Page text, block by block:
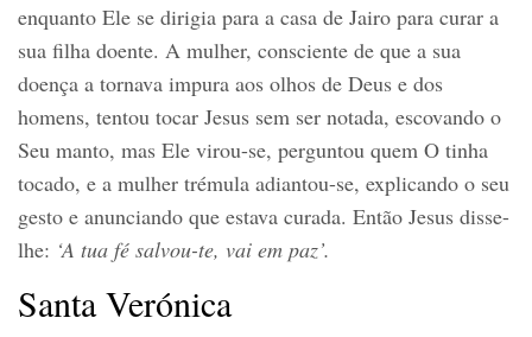
enquanto Ele se dirigia para a casa de Jairo para curar a
sua filha doente. A mulher, consciente de que a sua
doença a tornava impura aos olhos de Deus e dos
homens, tentou tocar Jesus sem ser notada, escovando o
Seu manto, mas Ele virou-se, perguntou quem O tinha
tocado, e a mulher trémula adiantou-se, explicando o seu
gesto e anunciando que estava curada. Então Jesus disse-
lhe: ‘A tua fé salvou-te, vai em paz’.
Santa Verónica